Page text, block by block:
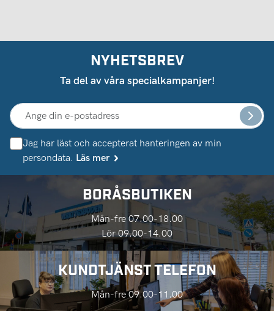
NYHETSBREV
Ta del av våra specialkampanjer!
Jag har läst och accepterat hanteringen av min
persondata. Läs mer
BORÅSBUTIKEN
Mån-fre 07.00-18.00
Lör 09.00-14.00
KUNDTJÄNST TELEFON
Mån-fre 09.00-11.00